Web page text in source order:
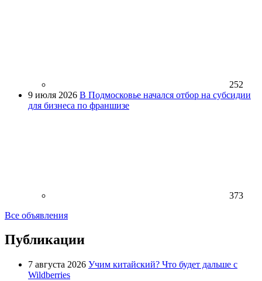
252
9 июля 2026 В Подмосковье начался отбор на субсидии
для бизнеса по франшизе
373
Все объявления
Публикации
7 августа 2026 Учим китайский? Что будет дальше с
Wildberries